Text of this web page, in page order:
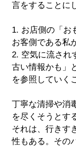
言をすることに
1. お店側の「お
お客側である私
2. 空気に流され
古い情報かも」
を参照していく
丁寧な清掃や消
を尽くそうとす
それは、行きす
性もある。その